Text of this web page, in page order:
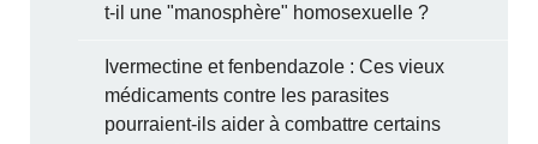
t-il une "manosphère" homosexuelle ?
Ivermectine et fenbendazole : Ces vieux
médicaments contre les parasites
pourraient-ils aider à combattre certains